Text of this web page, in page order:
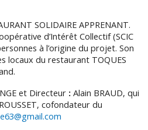
SOLIDAIRE APPRENANT.
d’Intérêt Collectif (SCIC
à l’origine du projet. Son
locaux du restaurant TOQUES
et Directeur : Alain BRAUD, qui
cofondateur du